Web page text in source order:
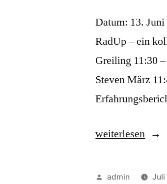
Datum: 13.
RadUp – ein
Greiling 11:30
Steven März
NEUE
weiterlesen
Veröffentlicht
admin Juli